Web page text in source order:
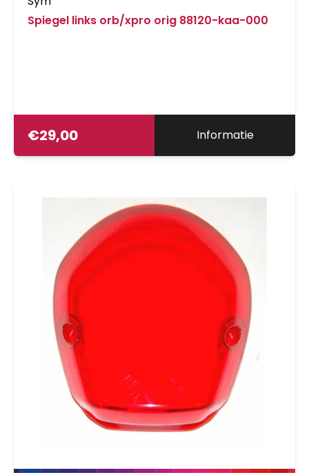
Spiegel links orb/xpro orig 88120-kaa-000
€29,00 Informatie